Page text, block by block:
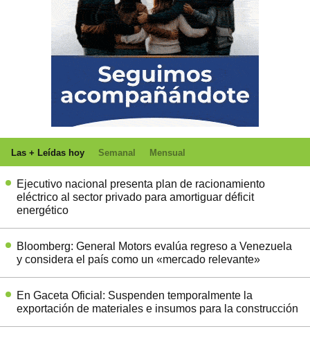
Las + Leídas hoy Semanal Mensual
Ejecutivo nacional presenta plan de racionamiento
eléctrico al sector privado para amortiguar déficit
energético
Bloomberg: General Motors evalúa regreso a Venezuela
y considera el país como un «mercado relevante»
En Gaceta Oficial: Suspenden temporalmente la
exportación de materiales e insumos para la construcción